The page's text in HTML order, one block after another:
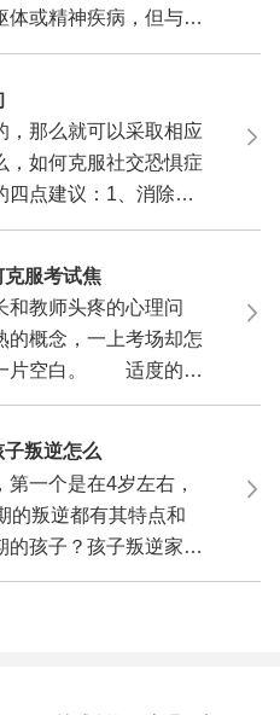
体或精神疾病，但与其
，那么就可以采取相应
，如何克服社交恐惧症
四点建议：1、消除自
服考试焦
和教师头疼的心理问
的概念，一上考场却怎
一片空白。 适度的焦
叛逆怎么
一个是在4岁左右，
的叛逆都有其特点和
的孩子？孩子叛逆家长